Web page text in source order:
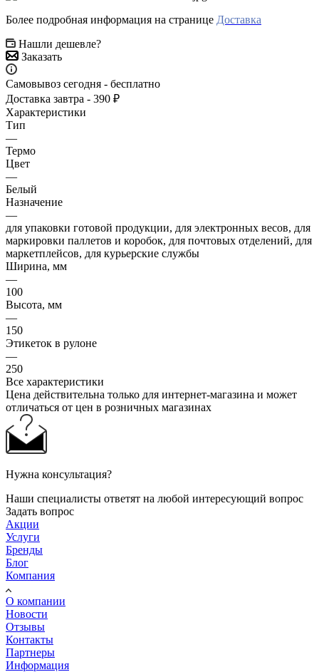
Более подробная информация на странице Доставка
Нашли дешевле?
Заказать
Самовывоз сегодня - бесплатно
Доставка завтра - 390 ₽
Характеристики
Тип
—
Термо
Цвет
—
Белый
Назначение
—
для упаковки готовой продукции, для электронных весов, для
маркировки паллетов и коробок, для почтовых отделений, для
маркетплейсов, для курьерские службы
Ширина, мм
—
100
Высота, мм
—
150
Этикеток в рулоне
—
250
Все характеристики
Цена действительна только для интернет-магазина и может
отличаться от цен в розничных магазинах
Нужна консультация?
Наши специалисты ответят на любой интересующий вопрос
Задать вопрос
Акции
Услуги
Бренды
Блог
Компания
О компании
Новости
Отзывы
Контакты
Партнеры
Информация